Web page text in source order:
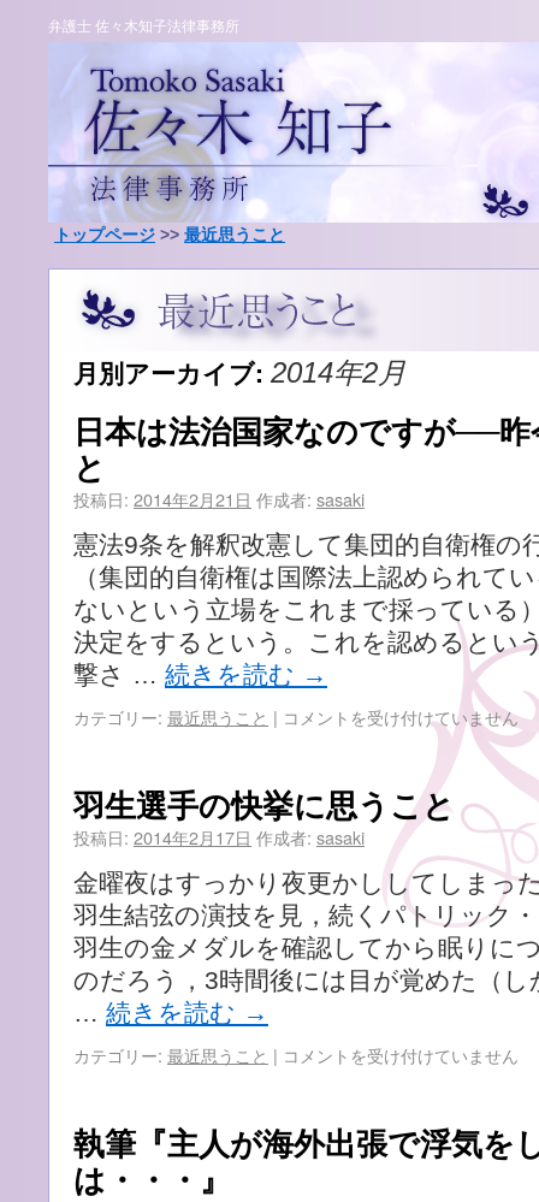
弁護士 佐々木知子法律事務所
トップページ >> 最近思うこと
月別アーカイブ: 2014年2月
日本は法治国家なのですが──
と
投稿日: 2014年2月21日 作成者: sasaki
憲法9条を解釈改憲して集団的自衛権の
（集団的自衛権は国際法上認められて
ないという立場をこれまで採っている
決定をするという。これを認めるとい
撃さ … 続きを読む →
カテゴリー: 最近思うこと | 日
法
治
国
な
の
で
す
が
今
に
コメントを受け付けていません
羽生選手の快挙に思うこと
投稿日: 2014年2月17日 作成者: sasaki
金曜夜はすっかり夜更かししてしまっ
羽生結弦の演技を見，続くパトリック
羽生の金メダルを確認してから眠りに
のだろう，3時間後には目が覚めた（
… 続きを読む →
カテゴリー: 最近思うこと | 羽
手
の
コメントを受け付けていません
執筆『主人が海外出張で浮気を
は・・・』